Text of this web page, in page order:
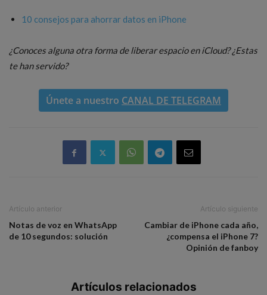
10 consejos para ahorrar datos en iPhone
¿Conoces alguna otra forma de liberar espacio en iCloud? ¿Estas
te han servido?
Únete a nuestro CANAL DE TELEGRAM
Artículo anterior
Notas de voz en WhatsApp
de 10 segundos: solución
Artículo siguiente
Cambiar de iPhone cada año,
¿compensa el iPhone 7?
Opinión de fanboy
Artículos relacionados